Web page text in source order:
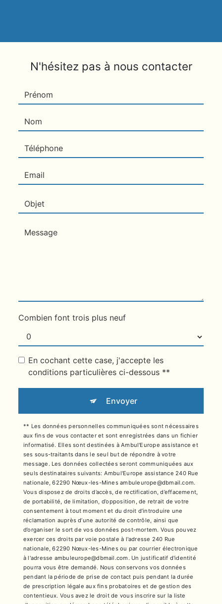
N'hésitez pas à nous contacter
Combien font trois plus neuf
En cochant cette case, j'accepte les
conditions particulières ci-dessous **
Envoyer
** Les données personnelles communiquées sont nécessaires
aux fins de vous contacter et sont enregistrées dans un fichier
informatisé. Elles sont destinées à Ambul'Europe assistance et
ses sous-traitants dans le seul but de répondre à votre
message. Les données collectées seront communiquées aux
seuls destinataires suivants: Ambul'Europe assistance 240 Rue
nationale, 62290 Nœux-les-Mines ambuleurope@dbmail.com.
Vous disposez de droits d’accès, de rectification, d’effacement,
de portabilité, de limitation, d’opposition, de retrait de votre
consentement à tout moment et du droit d’introduire une
réclamation auprès d’une autorité de contrôle, ainsi que
d’organiser le sort de vos données post-mortem. Vous pouvez
exercer ces droits par voie postale à l'adresse 240 Rue
nationale, 62290 Nœux-les-Mines ou par courrier électronique
à l'adresse ambuleurope@dbmail.com. Un justificatif d'identité
pourra vous être demandé. Nous conservons vos données
pendant la période de prise de contact puis pendant la durée
de prescription légale aux fins probatoires et de gestion des
contentieux. Vous avez le droit de vous inscrire sur la liste